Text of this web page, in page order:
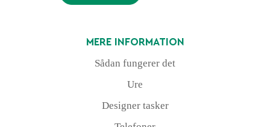
MERE INFORMATION
Sådan fungerer det
Ure
Designer tasker